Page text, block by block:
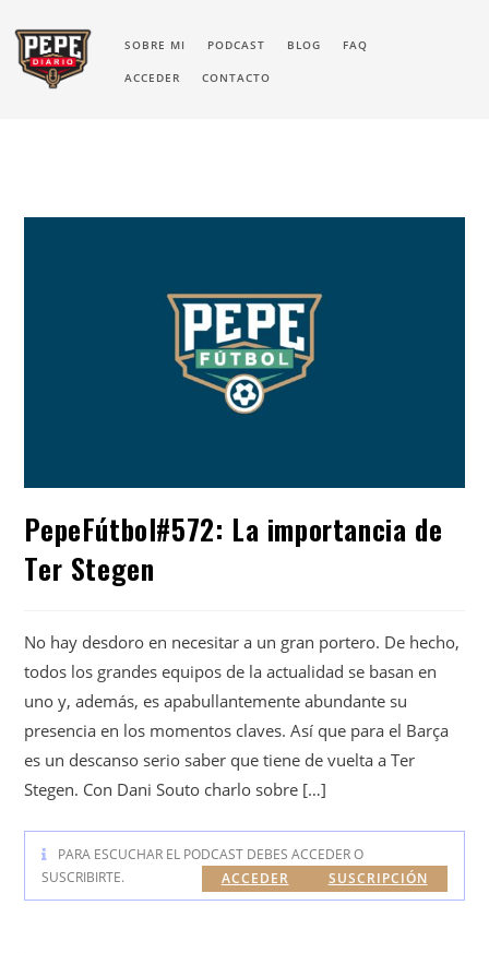
SOBRE MI PODCAST BLOG FAQ
ACCEDER CONTACTO
PepeFútbol#572: La importancia de
Ter Stegen
No hay desdoro en necesitar a un gran portero. De hecho,
todos los grandes equipos de la actualidad se basan en
uno y, además, es apabullantemente abundante su
presencia en los momentos claves. Así que para el Barça
es un descanso serio saber que tiene de vuelta a Ter
Stegen. Con Dani Souto charlo sobre […]
PARA ESCUCHAR EL PODCAST DEBES ACCEDER O
SUSCRIBIRTE.
SUSCRIPCIÓN
ACCEDER